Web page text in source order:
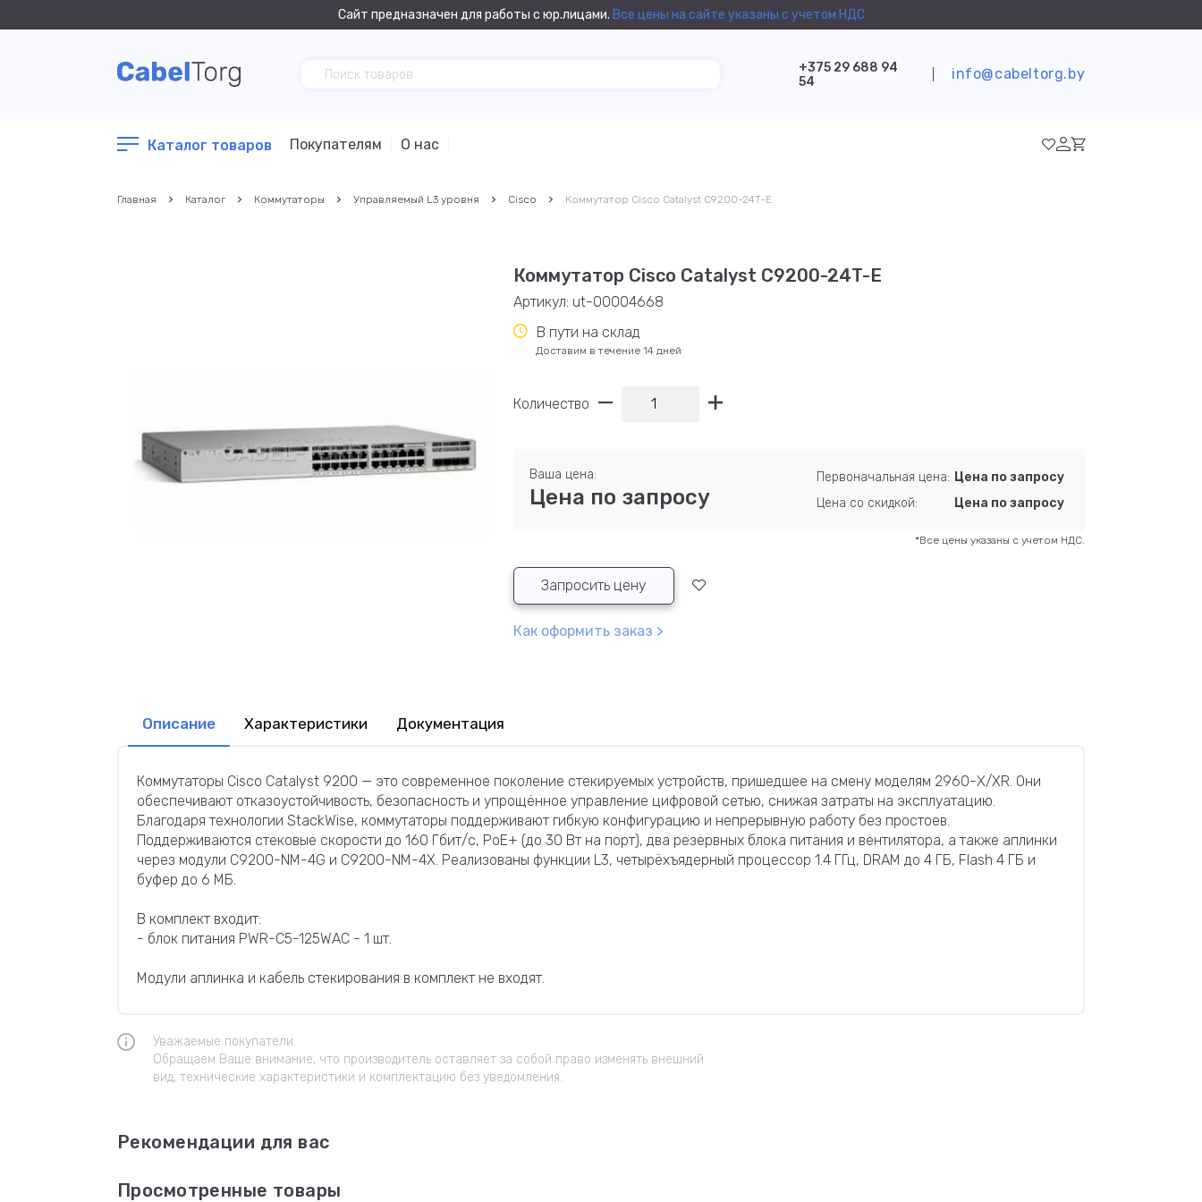
Сайт предназначен для работы с юр.лицами. Все цены на сайте указаны с учетом НДС
+375 29 688 94
54
info@cabeltorg.by
Каталог товаров Покупателям О нас
Главная Каталог Коммутаторы Управляемый L3 уровня Cisco Коммутатор Cisco Catalyst C9200-24T-E
Коммутатор Cisco Catalyst C9200-24T-E
Артикул: ut-00004668
В пути на склад
Доставим в течение 14 дней
Количество
Ваша цена:
Цена по запросу
Первоначальная цена: Цена по запросу
Цена со скидкой:
Цена по запросу
*Все цены указаны с учетом НДС.
Запросить цену
Как оформить заказ >
Описание Характеристики Документация
Коммутаторы Cisco Catalyst 9200 — это современное поколение стекируемых устройств, пришедшее на смену моделям 2960-X/XR. Они
обеспечивают отказоустойчивость, безопасность и упрощённое управление цифровой сетью, снижая затраты на эксплуатацию.
Благодаря технологии StackWise, коммутаторы поддерживают гибкую конфигурацию и непрерывную работу без простоев.
Поддерживаются стековые скорости до 160 Гбит/с, PoE+ (до 30 Вт на порт), два резервных блока питания и вентилятора, а также аплинки
через модули C9200-NM-4G и C9200-NM-4X. Реализованы функции L3, четырёхъядерный процессор 1.4 ГГц, DRAM до 4 ГБ, Flash 4 ГБ и
буфер до 6 МБ.
В комплект входит:
- блок питания PWR-C5-125WAC - 1 шт.
Модули аплинка и кабель стекирования в комплект не входят.
Уважаемые покупатели.
Обращаем Ваше внимание, что производитель оставляет за собой право изменять внешний
вид, технические характеристики и комплектацию без уведомления.
Рекомендации для вас
Просмотренные товары